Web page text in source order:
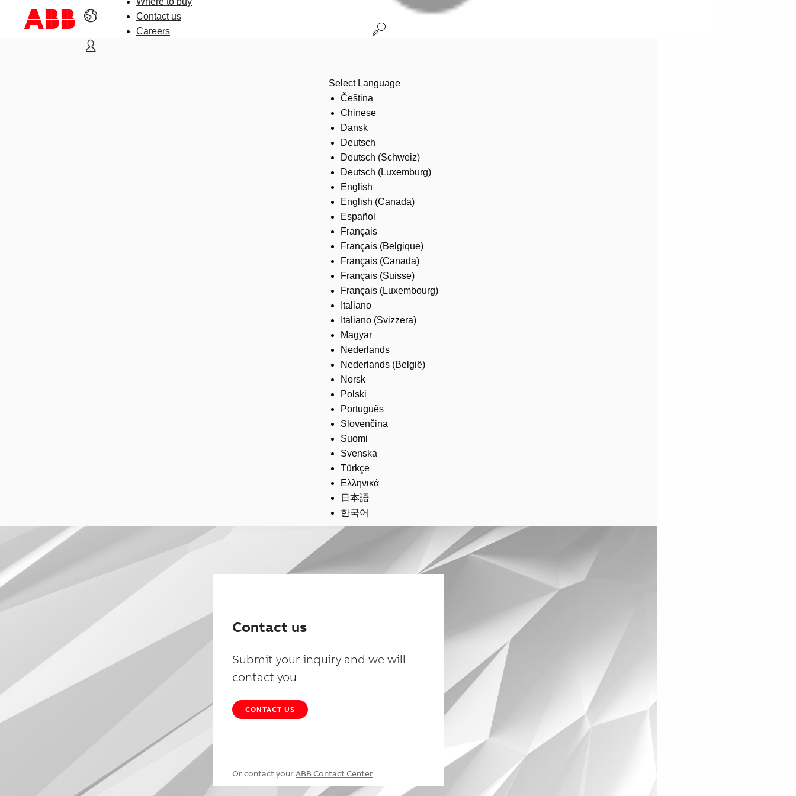
Contact us
Careers
Select Language
Čeština
Chinese
Dansk
Deutsch
Deutsch (Schweiz)
Deutsch (Luxemburg)
English
English (Canada)
Español
Français
Français (Belgique)
Français (Canada)
Français (Suisse)
Français (Luxembourg)
Italiano
Italiano (Svizzera)
Magyar
Nederlands
Nederlands (België)
Norsk
Polski
Português
Slovenčina
Suomi
Svenska
Türkçe
Ελληνικά
日本語
한국어
Contact us
Submit your inquiry and we will
contact you
CONTACT US
Or contact your ABB Contact Center